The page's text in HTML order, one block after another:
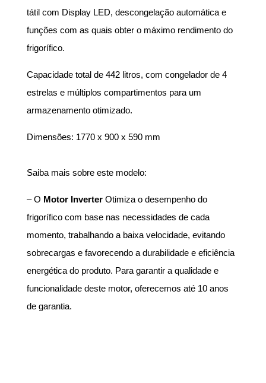
tátil com Display LED, descongelação automática e
funções com as quais obter o máximo rendimento do
frigorífico.
Capacidade total de 442 litros, com congelador de 4
estrelas e múltiplos compartimentos para um
armazenamento otimizado.
Dimensões: 1770 x 900 x 590 mm
Saiba mais sobre este modelo:
– O Motor InverterOtimiza o desempenho do
frigorífico com base nas necessidades de cada
momento, trabalhando a baixa velocidade, evitando
sobrecargas e favorecendo a durabilidade e eficiência
energética do produto. Para garantir a qualidade e
funcionalidade deste motor, oferecemos até 10 anos
de garantia.